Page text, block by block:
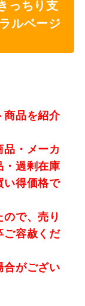
っちり支
ルベージ
商品を紹介
・メーカ
過剰在庫
い得価格で
で、売り
ご容赦くだ
合がござい